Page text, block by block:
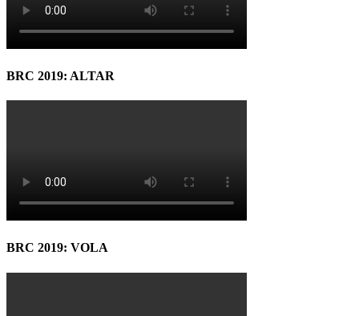
BRC 2019: ALTAR
BRC 2019: VOLA